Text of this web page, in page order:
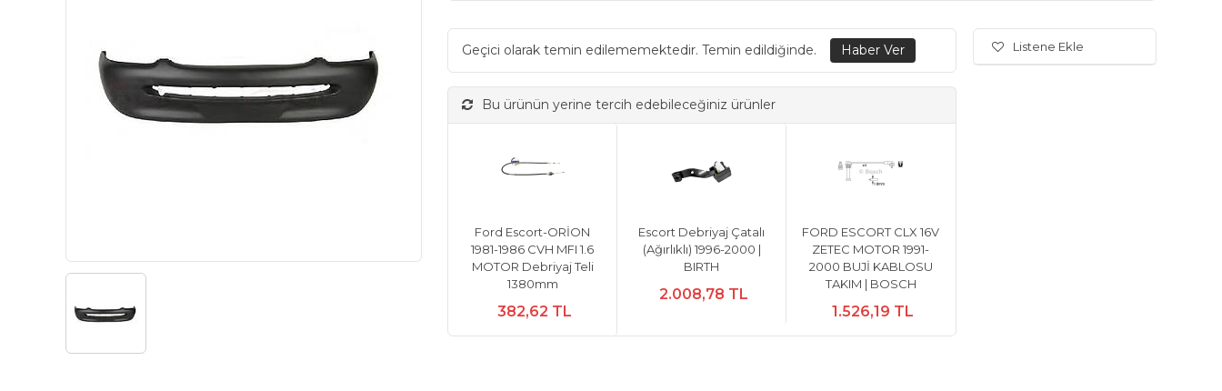
Geçici olarak temin edilememektedir. Temin edildiğinde.
Bu ürünün yerine tercih edebileceğiniz ürünler
Ford Escort-ORİON
1981-1986 CVH MFI 1.6
MOTOR Debriyaj Teli
1380mm
382,62 TL
Escort Debriyaj Çatalı
(Ağırlıklı) 1996-2000 |
BIRTH
2.008,78 TL
FORD ESCORT CLX 16V
ZETEC MOTOR 1991-
2000 BUJİ KABLOSU
TAKIM | BOSCH
1.526,19 TL
Listene Ekle